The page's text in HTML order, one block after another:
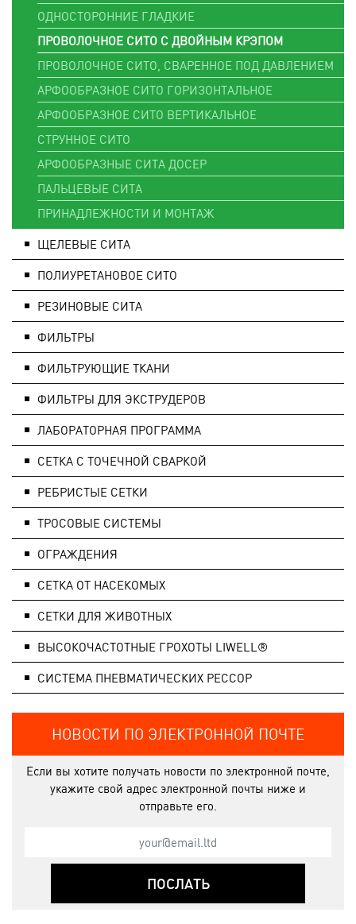
ОДНОСТОРОННИЕ ГЛАДКИЕ
ПРОВОЛОЧНОЕ СИТО С ДВОЙНЫМ КРЭПОМ
ПРОВОЛОЧНОЕ СИТО, СВАРЕННОЕ ПОД ДАВЛЕНИЕМ
АРФООБРАЗНОЕ СИТО ГОРИЗОНТАЛЬНОЕ
АРФООБРАЗНОЕ СИТО ВЕРТИКАЛЬНОЕ
СТРУННОЕ СИТО
АРФООБРАЗНЫЕ СИТА ДОСЕР
ПАЛЬЦЕВЫЕ СИТА
ПРИНАДЛЕЖНОСТИ И МОНТАЖ
ЩЕЛЕВЫЕ СИТА
ПОЛИУРЕТАНОВОЕ СИТО
РЕЗИНОВЫЕ СИТА
ФИЛЬТРЫ
ФИЛЬТРУЮЩИЕ ТКАНИ
ФИЛЬТРЫ ДЛЯ ЭКСТРУДЕРОВ
ЛАБОРАТОРНАЯ ПРОГРАММА
СЕТКА С ТОЧЕЧНОЙ СВАРКОЙ
РЕБРИСТЫЕ СЕТКИ
ТРОСОВЫЕ СИСТЕМЫ
ОГРАЖДЕНИЯ
СЕТКА ОТ НАСЕКОМЫХ
СЕТКИ ДЛЯ ЖИВОТНЫХ
ВЫСОКОЧАСТОТНЫЕ ГРОХОТЫ LIWELL®
СИСТЕМA ПНЕВМАТИЧЕСКИХ РЕССОР
НОВОСТИ ПО ЭЛЕКТРОННОЙ ПОЧТЕ
Если вы хотите получать новости по электронной почте,
укажите свой адрес электронной почты ниже и
отправьте его.
ПОСЛАТЬ